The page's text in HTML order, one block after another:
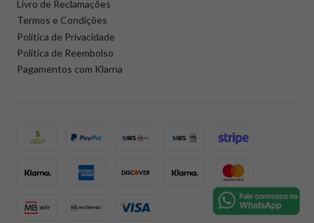
Livro de Reclamações
Termos e Condições
Política de Privacidade
Politica de Reembolso
Pagamentos com Klarna